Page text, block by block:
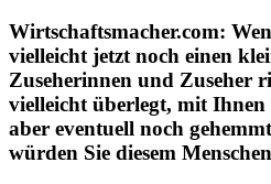
Wirtschaftsmacher.com:
vielleicht jetzt noch einen
Zuseherinnen und Zuseher
vielleicht überlegt, mit Ihnen
aber eventuell noch
würden Sie diesem